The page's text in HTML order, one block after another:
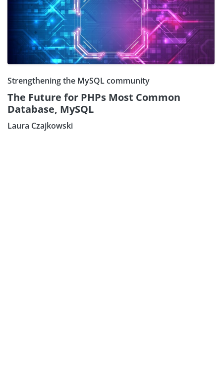
Strengthening the MySQL community
The Future for PHPs Most Common
Database, MySQL
Laura Czajkowski